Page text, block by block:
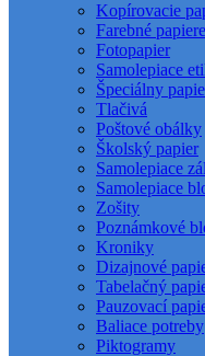
Kopírovacie
Farebné papiere
Fotopapier
Samolepiace
Špeciálny
Tlačivá
Poštové obálky
Školský papier
Samolepiace
Samolepiace
Zošity
Poznámkové
Kroniky
Dizajnové
Tabelačný
Pauzovací
Baliace potreby
Piktogramy